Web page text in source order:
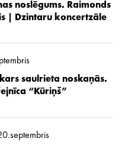
noslēgums. Raimonds
| Dzintaru koncertzāle
saulrieta noskaņās.
“Kūriņš”